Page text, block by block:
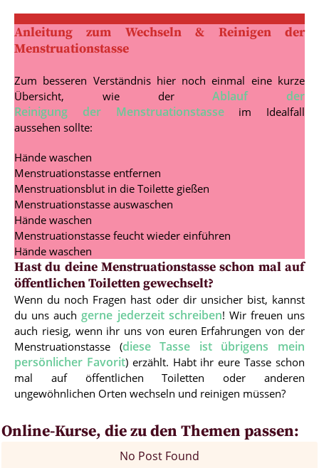
Anleitung zum Wechseln & Reinigen der
Menstruationstasse
Zum besseren Verständnis hier noch einmal eine kurze
Übersicht, wie derAblauf der
Reinigung der Menstruationstasseim Idealfall
aussehen sollte:
Hände waschen
Menstruationstasse entfernen
Menstruationsblut in die Toilette gießen
Menstruationstasse auswaschen
Hände waschen
Menstruationstasse feucht wieder einführen
Hände waschen
Hast du deine Menstruationstasse schon mal auf
öffentlichen Toiletten gewechselt?
Wenn du noch Fragen hast oder dir unsicher bist, kannst
du uns auch gerne jederzeit schreiben! Wir freuen uns
auch riesig, wenn ihr uns von euren Erfahrungen von der
Menstruationstasse (diese Tasse ist übrigens mein
persönlicher Favorit) erzählt. Habt ihr eure Tasse schon
mal auf öffentlichen Toiletten oder anderen
ungewöhnlichen Orten wechseln und reinigen müssen?
Online-Kurse, die zu den Themen passen:
No Post Found